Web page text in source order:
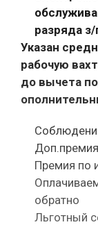
разряда
Указан
рабочую
до вычета
Премия по
обратно
Льготный